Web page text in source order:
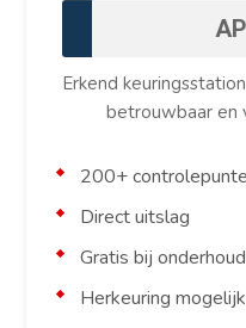
Erkend
betrouwbaar en
200+
Direct uitslag
Gratis bij
Herkeuring mogelijk